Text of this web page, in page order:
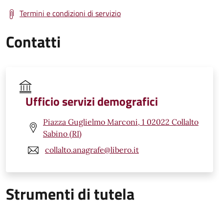
Termini e condizioni di servizio
Contatti
Ufficio servizi demografici
Piazza Guglielmo Marconi, 1 02022 Collalto
Sabino (RI)
collalto.anagrafe@libero.it
Strumenti di tutela